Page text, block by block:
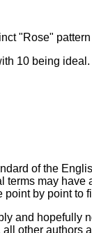
"Rose"
10 being
of the
terms may have
by point to
and hopefully
other authors